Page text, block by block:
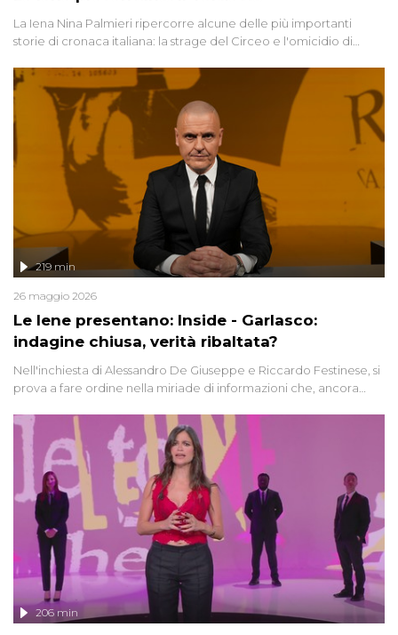
La Iena Nina Palmieri ripercorre alcune delle più importanti
storie di cronaca italiana: la strage del Circeo e l'omicidio di
Le Iene presentano: Inside - Garlasco:
indagine chiusa, verità ribaltata?
219 min
26 maggio 2026
Nell'inchiesta di Alessandro De Giuseppe e Riccardo Festinese, si
prova a fare ordine nella miriade di informazioni che, ancora
giudiziarie più discusse degli ultimi anni. Lo speciale ricostruisce la
vicenda mettendo in fila testimonianze, errori, dettagli
controversi e i protagonisti di un'indagine che sembra non avere
fine.
206 min